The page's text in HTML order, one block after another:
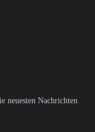
neuesten Nachrichten